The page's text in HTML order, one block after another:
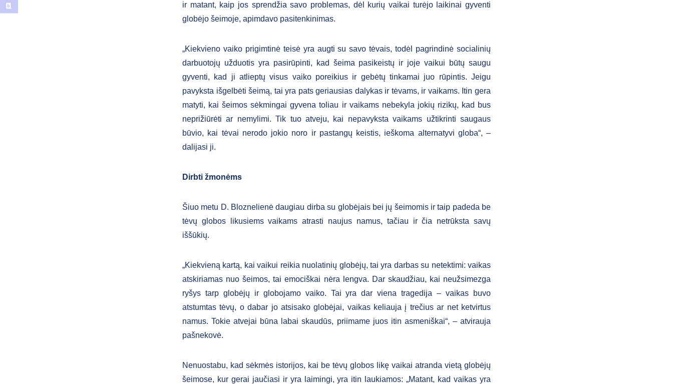
ir matant, kaip jos sprendžia savo problemas, dėl kurių vaikai turėjo laikinai gyventi
globėjo šeimoje, apimdavo pasitenkinimas.
„Kiekvieno vaiko prigimtinė teisė yra augti su savo tėvais, todėl pagrindinė socialinių
darbuotojų užduotis yra pasirūpinti, kad šeima pasikeistų ir joje vaikui būtų saugu
gyventi, kad ji atlieptų visus vaiko poreikius ir gebėtų tinkamai juo rūpintis. Jeigu
pavyksta išgelbėti šeimą, tai yra pats geriausias dalykas ir tėvams, ir vaikams. Itin gera
matyti, kai šeimos sėkmingai gyvena toliau ir vaikams nebekyla jokių rizikų, kad bus
neprižiūrėti ar nemylimi. Tik tuo atveju, kai nepavyksta vaikams užtikrinti saugaus
būvio, kai tėvai nerodo jokio noro ir pastangų keistis, ieškoma alternatyvi globa“, –
dalijasi ji.
Dirbti žmonėms
Šiuo metu D. Bloznelienė daugiau dirba su globėjais bei jų šeimomis ir taip padeda be
tėvų globos likusiems vaikams atrasti naujus namus, tačiau ir čia netrūksta savų
iššūkių.
„Kiekvieną kartą, kai vaikui reikia nuolatinių globėjų, tai yra darbas su netektimi: vaikas
atskiriamas nuo šeimos, tai emociškai nėra lengva. Dar skaudžiau, kai neužsimezga
ryšys tarp globėjų ir globojamo vaiko. Tai yra dar viena tragedija – vaikas buvo
atstumtas tėvų, o dabar jo atsisako globėjai, vaikas keliauja į trečius ar net ketvirtus
namus. Tokie atvejai būna labai skaudūs, priimame juos itin asmeniškai“, – atvirauja
pašnekovė.
Nenuostabu, kad sėkmės istorijos, kai be tėvų globos likę vaikai atranda vietą globėjų
šeimose, kur gerai jaučiasi ir yra laimingi, yra itin laukiamos: „Matant, kad vaikas yra